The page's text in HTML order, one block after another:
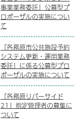
事業業務委託」公募型プ
ロポーザルの実施につい
て
「各務原市公共施設予約
システム更新・運用業務
委託」に係る公募型プロ
ポーザルの実施について
「各務原リバーサイド
21」指定管理者の募集に
ついて